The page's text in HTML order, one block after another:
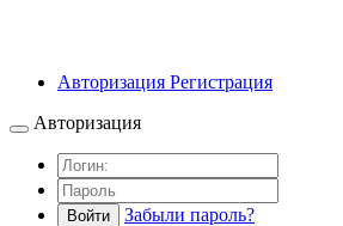
Авторизация Регистрация
Авторизация
Войти Забыли пароль?